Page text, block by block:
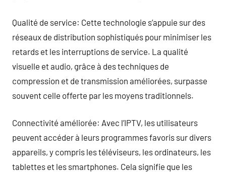
Qualité de service: Cette technologie s’appuie sur des
réseaux de distribution sophistiqués pour minimiser les
retards et les interruptions de service. La qualité
visuelle et audio, grâce à des techniques de
compression et de transmission améliorées, surpasse
souvent celle offerte par les moyens traditionnels.
Connectivité améliorée: Avec l’IPTV, les utilisateurs
peuvent accéder à leurs programmes favoris sur divers
appareils, y compris les téléviseurs, les ordinateurs, les
tablettes et les smartphones. Cela signifie que les